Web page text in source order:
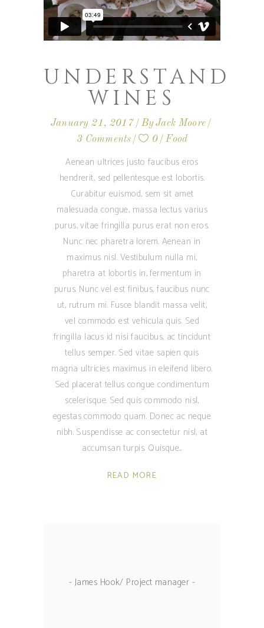
UNDERSTAND
WINES
January 21, 2017 ByJack Moore
3 Comments
0 Food
Aenean ultrices justo faucibus eros
hendrerit, sed pellentesque est lobortis.
Curabitur euismod, sem sit amet
malesuada congue, massa lectus varius
purus, vitae fringilla purus erat non eros.
Nunc nec pharetra lorem. Aenean in
maximus nisl. Vestibulum nulla mi,
pharetra at lobortis in, fermentum in
purus. Nunc vel est finibus, faucibus nunc
ut, rutrum mi. Fusce blandit massa velit,
vel commodo est vehicula quis. Sed
fringilla lacus id nisi faucibus, ac tincidunt
tellus semper. Sed vitae sapien quis
magna ultricies maximus in eleifend libero.
Sed placerat tellus congue condimentum
scelerisque. Sed quis commodo nisl,
egestas commodo quam. Donec ac neque
nibh. Suspendisse ac consectetur nisl, at
accumsan turpis. Quisque
READ MORE
- James Hook/ Project manager -